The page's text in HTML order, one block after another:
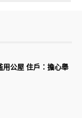
用公屋 住戶：擔心舉